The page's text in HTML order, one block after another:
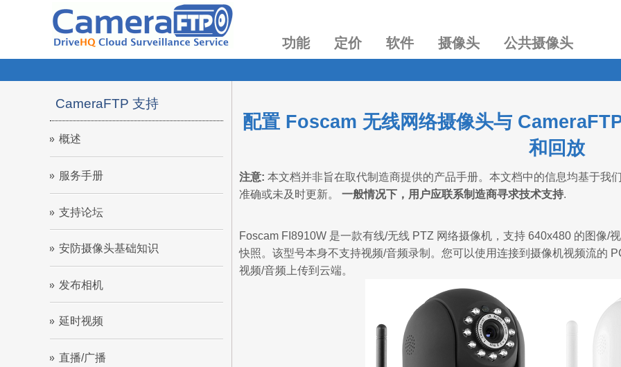
功能 定价 软件 摄像头 公共摄像头
CameraFTP 支持
概述
服务手册
支持论坛
安防摄像头基础知识
发布相机
延时视频
直播/广播
配置 Foscam 无线网络摄像头与
和回放
注意: 本文档并非旨在取代制造商提供的产品手册。本文档中的信息均基于我
准确或未及时更新。 一般情况下，用户应联系制造商寻求技术支持.
Foscam FI8910W 是一款有线/无线 PTZ 网络摄像机，支持 640x480 的图像/
快照。该型号本身不支持视频/音频录制。您可以使用连接到摄像机视频流的
视频/音频上传到云端。